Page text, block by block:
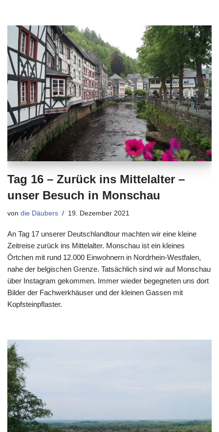
Tag 16 – Zurück ins Mittelalter –
unser Besuch in Monschau
von die Däubers 19. Dezember 2021
An Tag 17 unserer Deutschlandtour machten wir eine kleine
Zeitreise zurück ins Mittelalter. Monschau ist ein kleines
Örtchen mit rund 12.000 Einwohnern in Nordrhein-Westfalen,
nahe der belgischen Grenze. Tatsächlich sind wir auf Monschau
über Instagram gekommen. Immer wieder begegneten uns dort
Bilder der Fachwerkhäuser und der kleinen Gassen mit
Kopfsteinpflaster.